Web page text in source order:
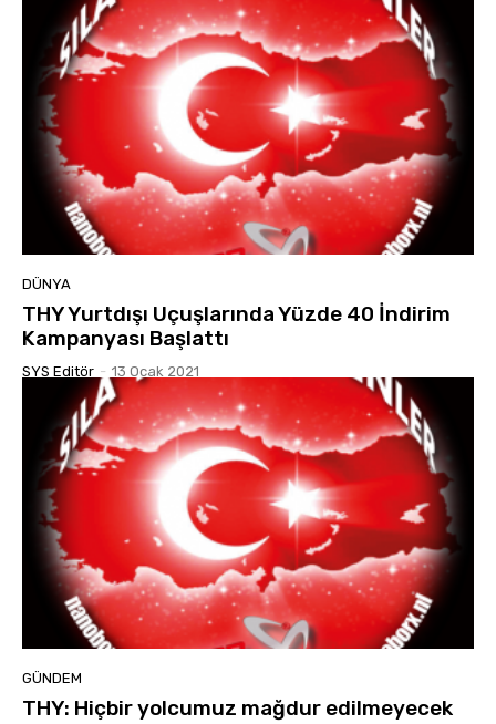
DÜNYA
THY Yurtdışı Uçuşlarında Yüzde 40 İndirim
Kampanyası Başlattı
SYS Editör - 13 Ocak 2021
GÜNDEM
THY: Hiçbir yolcumuz mağdur edilmeyecek